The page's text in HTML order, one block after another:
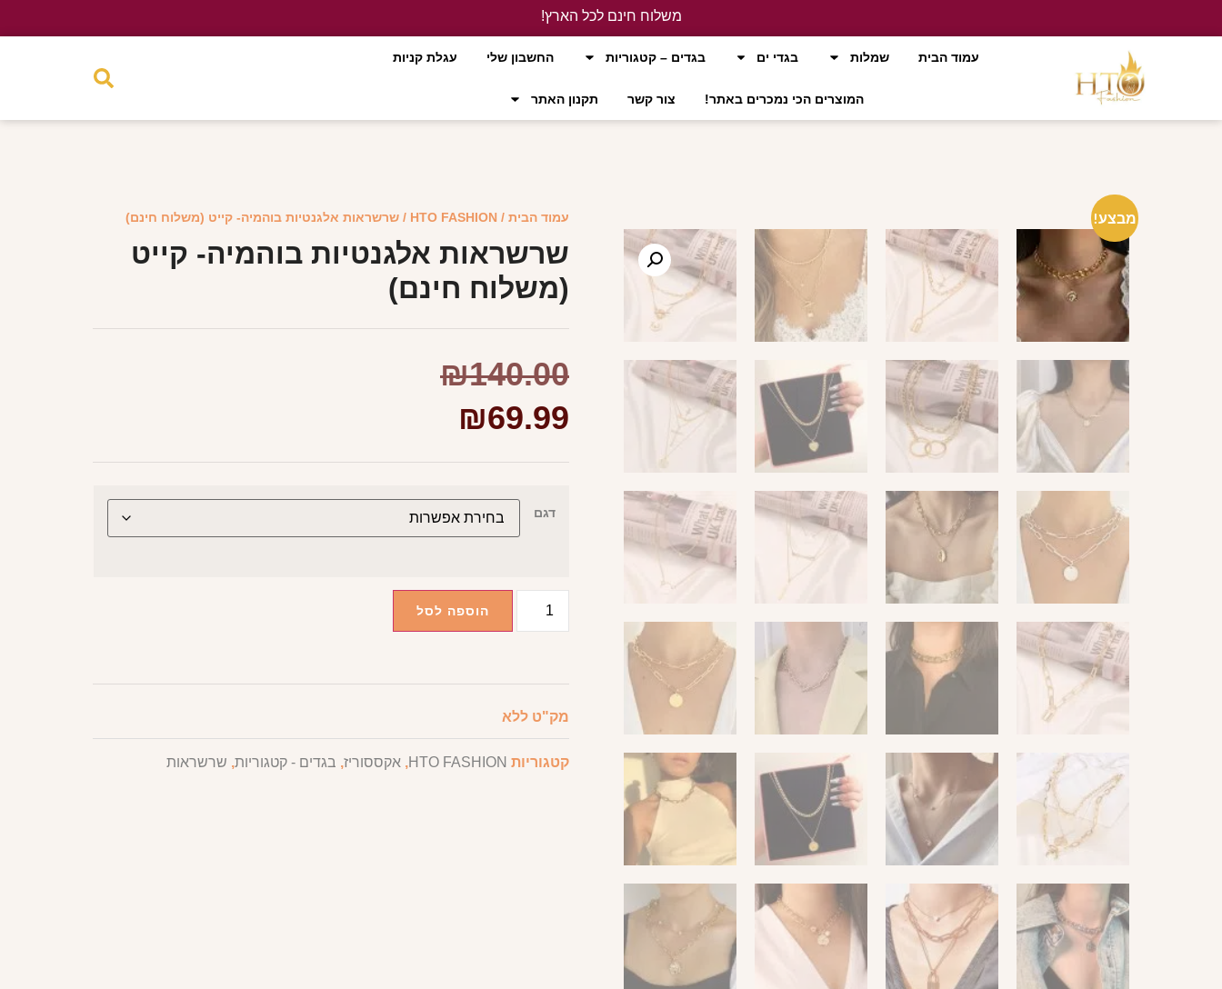
משלוח חינם לכל הארץ!
עמוד הבית
שמלות בגדי ים בגדים – קטגוריות החשבון שלי עגלת קניות
המוצרים הכי נמכרים באתר! צור קשר תקנון האתר
מבצע! עמוד הבית /
HTO FASHION / שרשראות אלגנטיות בוהמיה- קייט (משלוח חינם)
שרשראות אלגנטיות בוהמיה- קייט
(משלוח חינם)
₪140.00
₪69.99
דגם
הוספה לסל
מק"ט ללא
קטגוריות HTO FASHION
, אקססוריז, בגדים - קטגוריות, שרשראות